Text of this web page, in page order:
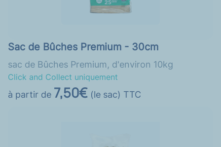
Sac de Bûches Premium - 30cm
sac de Bûches Premium, d'environ 10kg
Click and Collect uniquement
à partir de 7,50€ (le sac) TTC